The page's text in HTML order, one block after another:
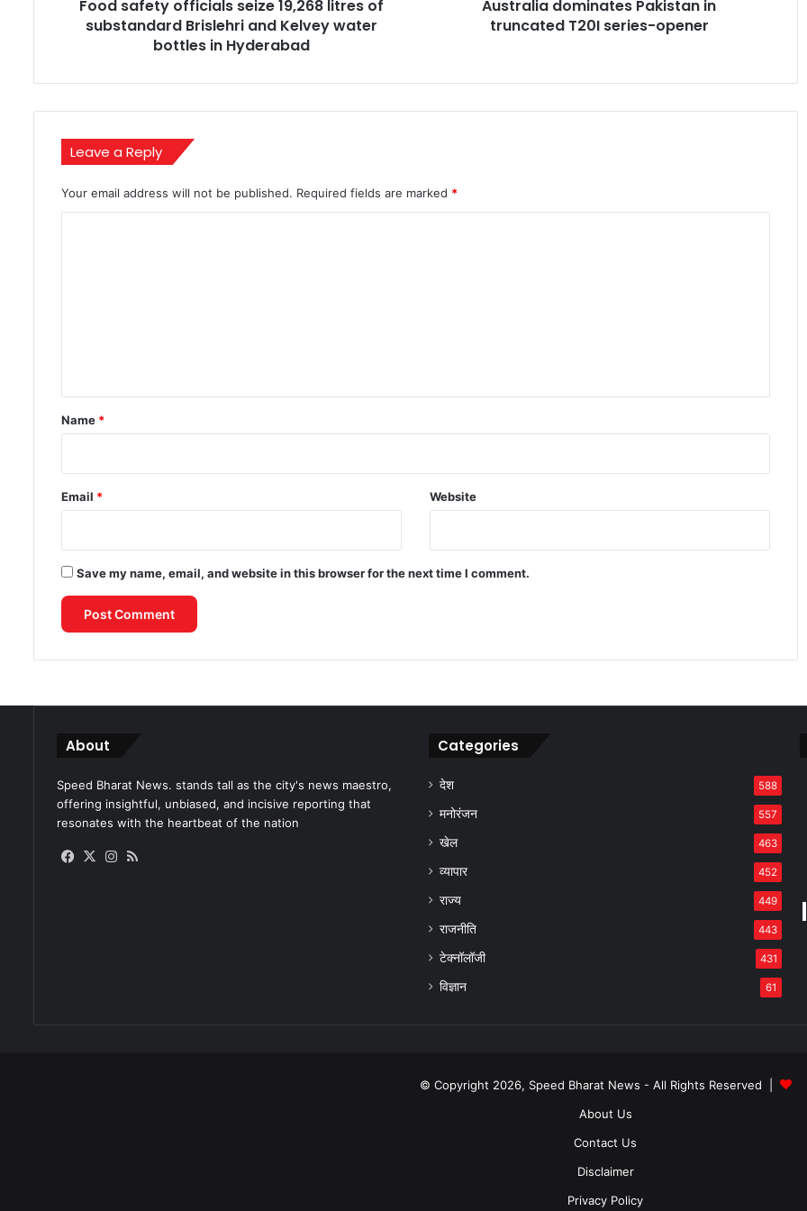
पंजाब विधानसभा में विवाद, गनीव कौर मजीठिया
से कथित अभद्रता पर अकाली दल ने उठाए
बाकनेर के यात्रियों को मिलेगी बड़ी राहत
सियासी हलचल तेज
बयान, हेमंत सरकार का किया जिक्र
लखनऊ के पारा में छात्रा की हत्या से सनसनी,
and
Kelvey
Food safety officials seize 19,268 litres of
substandard Brislehri and Kelvey water
bottles in Hyderabad
Australia dominates Pakistan in
truncated T20I series-opener
Leave a Reply
Your email address will not be published. Required fields are marked *
*
Name *
Email * Website
Save my name, email, and website in this browser for the next time I comment.
About
Speed Bharat News. stands tall as the city's news maestro,
offering insightful, unbiased, and incisive reporting that
resonates with the heartbeat of the nation
Facebook
X Instagram
Categories
देश 588
मनोरंजन 557
खेल 463
व्यापार 452
राज्य 449
राजनीति 443
टेक्नॉलॉजी 431
विज्ञान 61
© Copyright 2026, Speed Bharat News - All Rights Reserved |
About Us
Contact Us
Disclaimer
Privacy Policy